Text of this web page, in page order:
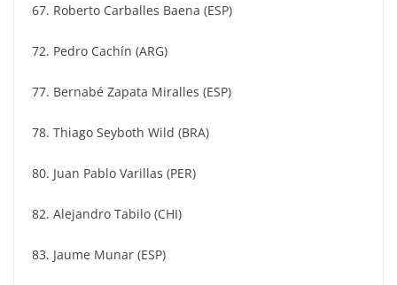
67. Roberto Carballes Baena (ESP)
72. Pedro Cachín (ARG)
77. Bernabé Zapata Miralles (ESP)
78. Thiago Seyboth Wild (BRA)
80. Juan Pablo Varillas (PER)
82. Alejandro Tabilo (CHI)
83. Jaume Munar (ESP)